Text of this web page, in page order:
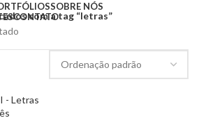
SOBRE NÓS
CONTATO
com a tag “letras”